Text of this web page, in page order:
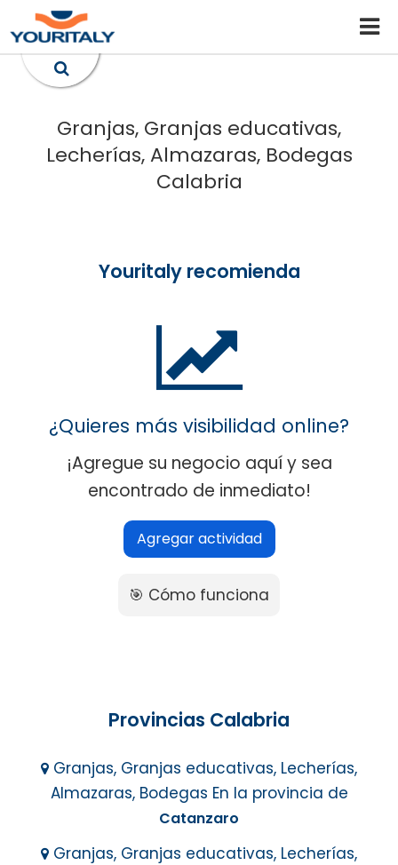
Granjas, Granjas educativas,
Lecherías, Almazaras, Bodegas
Calabria
Youritaly recomienda
¿Quieres más visibilidad online?
¡Agregue su negocio aquí y sea
encontrado de inmediato!
Agregar actividad
🎯 Cómo funciona
Provincias Calabria
Granjas, Granjas educativas, Lecherías,
Almazaras, Bodegas En la provincia de
Catanzaro
Granjas, Granjas educativas, Lecherías,